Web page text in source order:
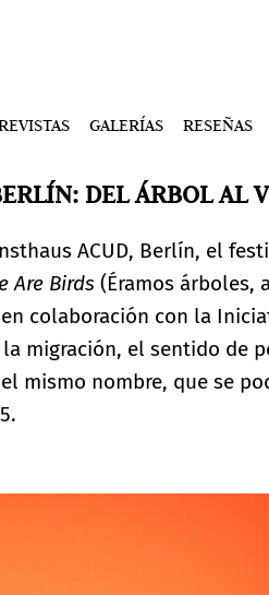
GALERÍAS RESEÑAS
DEL ÁRBOL AL
ACUD, Berlín, el
Are Birds (Éramos árboles,
colaboración con la
migración, el sentido de
mismo nombre, que se